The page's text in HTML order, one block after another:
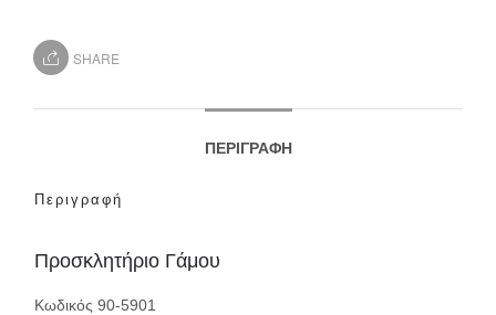
SHARE
ΠΕΡΙΓΡΑΦΉ
Περιγραφή
Προσκλητήριο Γάμου
Κωδικός 90-5901